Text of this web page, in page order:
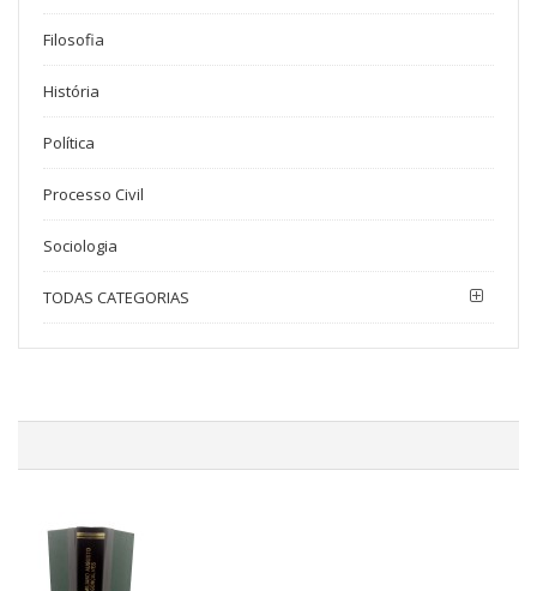
Filosofia
História
Política
Processo Civil
Sociologia
TODAS CATEGORIAS